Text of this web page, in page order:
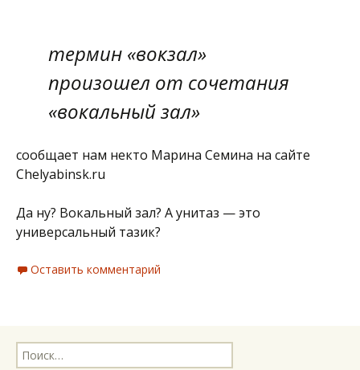
термин «вокзал»
произошел от сочетания
«вокальный зал»
сообщает нам некто Марина Семина на сайте
Chelyabinsk.ru
Да ну? Вокальный зал? А унитаз — это
универсальный тазик?
Оставить комментарий
Найти: